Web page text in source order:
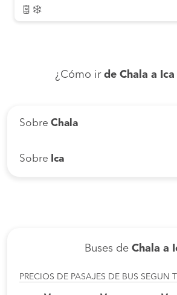
¿Cómo ir de Chala a Ica
Sobre Chala
Sobre Ica
Buses de Chala a
PRECIOS DE PASAJES DE BUS SEGUN